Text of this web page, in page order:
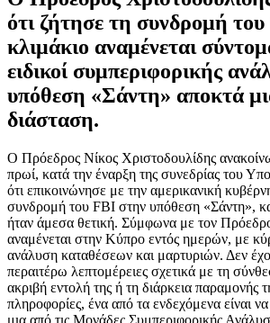
ότι ζήτησε τη συνδρομή του
κλιμάκιο αναμένεται
ειδικοί συμπεριφορικής
υπόθεση «Σάντη» αποκτά
διάσταση.
Ο Πρόεδρος Νίκος Χριστοδουλίδης
πρωί, κατά την έναρξη της συνεδρίας του
ότι επικοινώνησε με την αμερικανική
συνδρομή του FBI στην υπόθεση «Σάντη»,
ήταν άμεσα θετική. Σύμφωνα με τον
αναμένεται στην Κύπρο εντός ημερών, με
ανάλυση καταθέσεων και μαρτυριών. Δεν
περαιτέρω λεπτομέρειες σχετικά με τη
ακριβή εντολή της ή τη διάρκεια παραμονής
πληροφορίες, ένα από τα ενδεχόμενα είναι
μια από τις Μονάδες Συμπεριφορικής